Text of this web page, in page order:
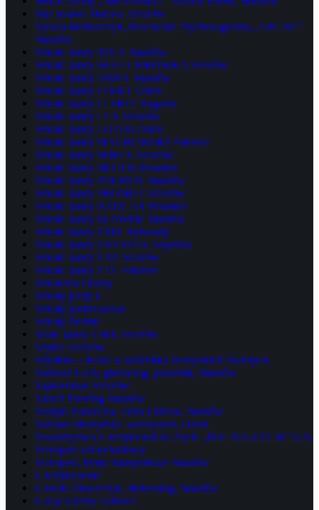
Styl Jolanta Matacz, Staszów
Sylwia Bednarczyk, Pracownia Psychologiczna „ARCHE”
Staszów
Szkoła Jazdy ATUT Staszów
Szkoła Jazdy BIAŁA MRÓWKA Staszów
Szkoła Jazdy DRIFT Staszów
Szkoła Jazdy EFEKT Osiek
Szkoła Jazdy ELMOT Bogoria
Szkoła Jazdy LEX Staszów
Szkoła Jazdy LOTUS Osiek
Szkoła Jazdy MACHOWSKI Połaniec
Szkoła Jazdy MIREX Staszów
Szkoła Jazdy MOTOS Połaniec
Szkoła Jazdy POLMOT Staszów
Szkoła Jazdy PROMOT Staszów
Szkoła Jazdy RADCAR Połaniec
Szkoła Jazdy SLAWEK Staszów
Szkoła Jazdy ŻBIK Rytwiany
Szkoła Jazdy ZBYSZEK Szydłów
Szkoła Jazdy ZDZ Staszów
Szkoła Jazdy ZTE Połaniec
Szkolenia i kursy
Szkoły jazdy L
Szkoły podstawowe
Szkoły średnie
Szoła Jazdy EMIL Staszów
Szpital Staszów
Szydłów – freski w kościółku Wszystkich Świetych
Tadeusz Lech, ginekolog, położnik, Staszów
Tapicerstwo Staszów
Tatuaż Piercing Staszów
Terapia manualna, Anna Lisicka, Staszów
Tomasz Miodyński, weterynarz, Osiek
Towarzystwo Ubezpieczeń na Życie „POLISA-ŻYCIE” S.A.
Transport samochodowy
Transport, firmy transportowe Staszów
Ubezpieczenia
Urszula Ślusarczyk, diabetolog, Staszów
Urząd Gminy Łubnice